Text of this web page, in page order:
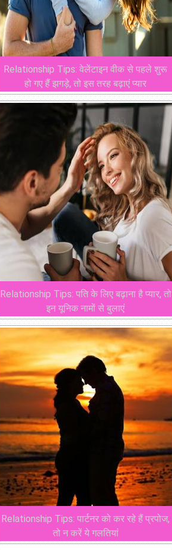
Relationship Tips: वेलेंटाइन वीक से पहले शुरू
हो गए हैं झगड़े, तो इस तरह बढ़ाएं प्यार
Relationship Tips: पति के लिए बढ़ाना है प्यार, तो
इन यूनिक नामों से बुलाएं
Relationship Tips: पार्टनर को कर रहे हैं प्रपोज,
तो न करें ये गलतियां